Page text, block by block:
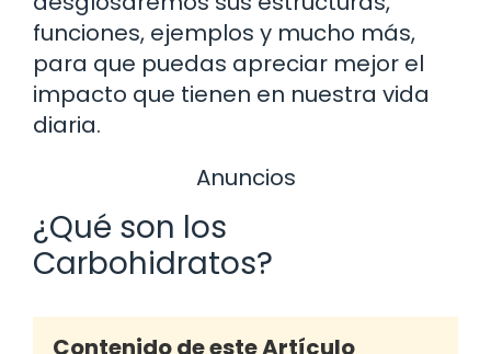
funciones, ejemplos y mucho más,
para que puedas apreciar mejor el
impacto que tienen en nuestra vida
diaria.
Anuncios
¿Qué son los
Carbohidratos?
Contenido de este Artículo